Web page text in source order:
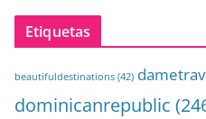
Etiquetas
beautifuldestinations (42)
dominicanrepublic